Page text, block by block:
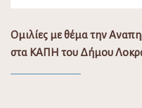
Ομιλίες με θέμα την
στα ΚΑΠΗ του Δήμου